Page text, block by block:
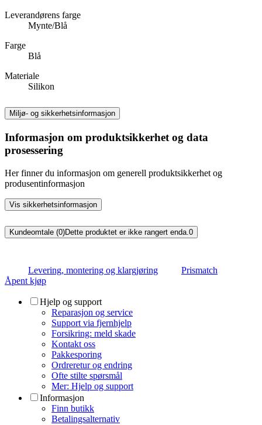
Leverandørens farge
Mynte/Blå
Farge
Blå
Materiale
Silikon
Miljø- og sikkerhetsinformasjon
Informasjon om produktsikkerhet og data
prosessering
Her finner du informasjon om generell produktsikkerhet og
produsentinformasjon
Vis sikkerhetsinformasjon
Kundeomtale (0)Dette produktet er ikke rangert enda. 0
Levering, montering og klargjøring
Prismatch
Åpent kjøp
Hjelp og support
Reparasjon og service
Support via fjernhjelp
Forsikring: meld skade
Kontakt oss
Pakkesporing
Ordreretur og endring
Ofte stilte spørsmål
Mer: Hjelp og support
Informasjon
Finn butikk
Betalingsalternativ